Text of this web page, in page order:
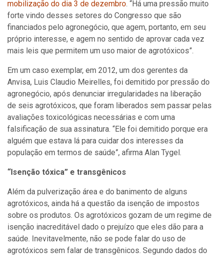
mobilização do dia 3 de dezembro. “Há uma pressão muito
forte vindo desses setores do Congresso que são
financiados pelo agronegócio, que agem, portanto, em seu
próprio interesse, e agem no sentido de aprovar cada vez
mais leis que permitem um uso maior de agrotóxicos”.
Em um caso exemplar, em 2012, um dos gerentes da
Anvisa, Luis Claudio Meirelles, foi demitido por pressão do
agronegócio, após denunciar irregularidades na liberação
de seis agrotóxicos, que foram liberados sem passar pelas
avaliações toxicológicas necessárias e com uma
falsificação de sua assinatura. “Ele foi demitido porque era
alguém que estava lá para cuidar dos interesses da
população em termos de saúde”, afirma Alan Tygel.
“Isenção tóxica” e transgênicos
Além da pulverização área e do banimento de alguns
agrotóxicos, ainda há a questão da isenção de impostos
sobre os produtos. Os agrotóxicos gozam de um regime de
isenção inacreditável dado o prejuízo que eles dão para a
saúde. Inevitavelmente, não se pode falar do uso de
agrotóxicos sem falar de transgênicos. Segundo dados do